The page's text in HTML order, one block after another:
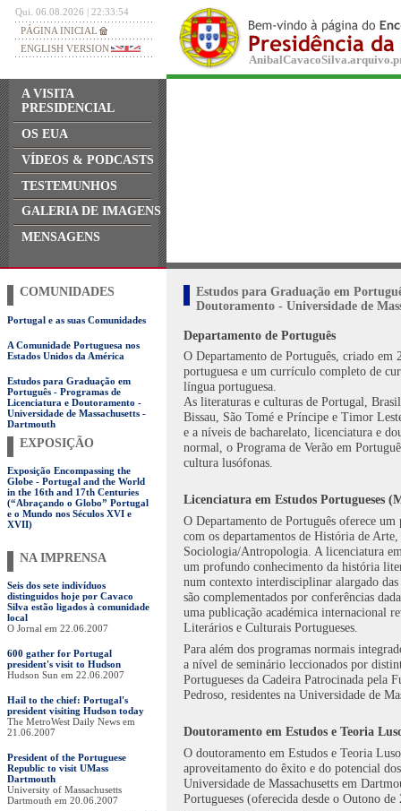
Qui. 06.08.2026 | 22:33:54
PÁGINA INICIAL
ENGLISH VERSION
A VISITA
PRESIDENCIAL
OS EUA
VÍDEOS & PODCASTS
TESTEMUNHOS
GALERIA DE IMAGENS
MENSAGENS
COMUNIDADES
Portugal e as suas Comunidades
A Comunidade Portuguesa nos
Estados Unidos da América
Estudos para Graduação em
Português - Programas de
Licenciatura e Doutoramento -
Universidade de Massachusetts -
Dartmouth
EXPOSIÇÃO
Exposição Encompassing the
Globe - Portugal and the World
in the 16th and 17th Centuries
(“Abraçando o Globo” Portugal
e o Mundo nos Séculos XVI e
XVII)
NA IMPRENSA
Seis dos sete indivíduos
distinguidos hoje por Cavaco
Silva estão ligados à comunidade
local
O Jornal em 22.06.2007
600 gather for Portugal
president's visit to Hudson
Hudson Sun em 22.06.2007
Hail to the chief: Portugal's
president visiting Hudson today
The MetroWest Daily News em
21.06.2007
President of the Portuguese
Republic to visit UMass
Dartmouth
University of Massachusetts
Dartmouth em 20.06.2007
Estudos para Graduação em
Doutoramento - Universidade de
Departamento de Português
O Departamento de Português, criado em
portuguesa e um currículo completo de
língua portuguesa.
As literaturas e culturas de Portugal,
Bissau, São Tomé e Príncipe e Timor
e a níveis de bacharelato, licenciatura e
normal, o Programa de Verão em
cultura lusófonas.
Licenciatura em Estudos Portugueses
O Departamento de Português oferece um
com os departamentos de História de
Sociologia/Antropologia. A licenciatura
um profundo conhecimento da história
num contexto interdisciplinar alargado das
são complementados por conferências
uma publicação académica internacional
Literários e Culturais Portugueses.
Para além dos programas normais
a nível de seminário leccionados por
Portugueses da Cadeira Patrocinada pela
Pedroso, residentes na Universidade de
Doutoramento em Estudos e Teoria
O doutoramento em Estudos e Teoria
aproveitamento do êxito e do potencial
Universidade de Massachusetts em
Portugueses (oferecida desde o Outono de